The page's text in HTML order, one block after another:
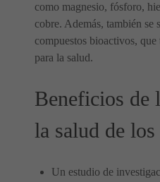
como magnesio, fósforo,
cobre. Además, también se
compuestos bioactivos,
para la salud.
Beneficios de
la salud de los
Un estudio de